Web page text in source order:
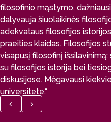
filosofinio mąstymo,
dalyvauja šiuolaikinės
adekvataus filosofijos
praeities klaidas. Filosofijos
visapusį filosofinį
su filosofijos istorija bei
diskusijose. Mėgavausi
universitete.“